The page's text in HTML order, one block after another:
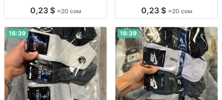
44, уп. 10 шт., опт.
0,23 $ ≈20 сом
41–45, уп. 10 пар, опт.
0,23 $ ≈20 сом
16:39 16:39